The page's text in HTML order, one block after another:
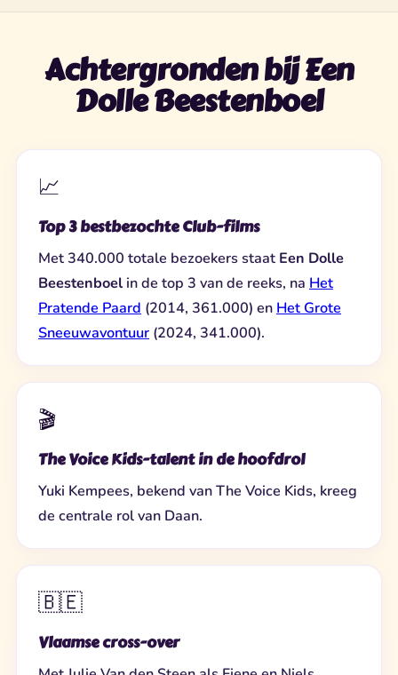
Achtergronden bij Een
Dolle Beestenboel
📈
Top 3 bestbezochte Club-films
Met 340.000 totale bezoekers staat Een Dolle
Beestenboel in de top 3 van de reeks, na Het
Pratende Paard (2014, 361.000) en Het Grote
Sneeuwavontuur (2024, 341.000).
🎬
The Voice Kids-talent in de hoofdrol
Yuki Kempees, bekend van The Voice Kids, kreeg
de centrale rol van Daan.
🇧🇪
Vlaamse cross-over